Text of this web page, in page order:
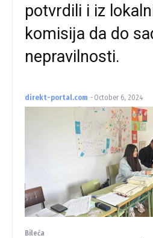
potvrdili i iz
komisija da do
nepravilnosti.
direkt-portal.com - October 6, 2024
Bileća